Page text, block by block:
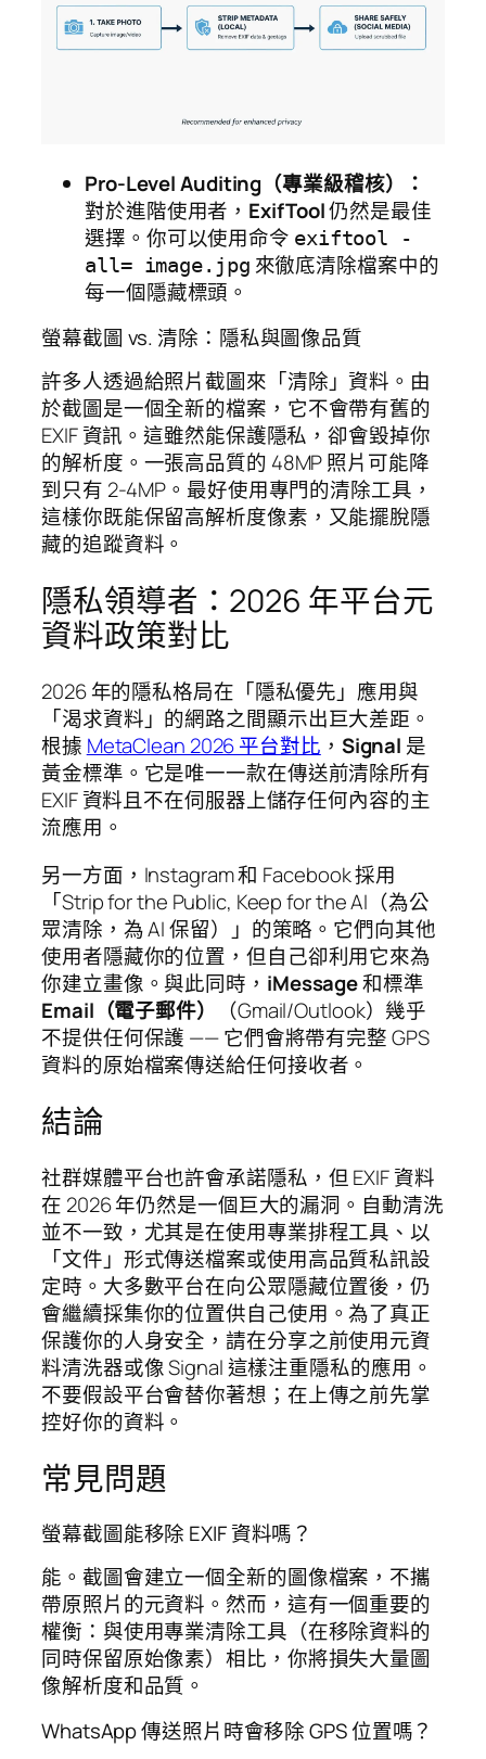
Pro-Level Auditing（專業級稽核）：
對於進階使用者， ExifTool仍然是最佳
選擇。你可以使用命令 exiftool -
all= image.jpg 來徹底清除檔案中的
每一個隱藏標頭。
螢幕截圖 vs. 清除：隱私與圖像品質
許多人透過給照片截圖來「清除」資料。由
於截圖是一個全新的檔案，它不會帶有舊的
EXIF 資訊。這雖然能保護隱私，卻會毀掉你
的解析度。一張高品質的 48MP 照片可能降
到只有 2-4MP。最好使用專門的清除工具，
這樣你既能保留高解析度像素，又能擺脫隱
藏的追蹤資料。
隱私領導者：2026 年平台元
資料政策對比
2026 年的隱私格局在「隱私優先」應用與
「渴求資料」的網路之間顯示出巨大差距。
根據 MetaClean 2026 平台對比 ， Signal是
黃金標準。它是唯一一款在傳送前清除所有
EXIF 資料且不在伺服器上儲存任何內容的主
流應用。
另一方面，Instagram 和 Facebook 採用
「Strip for the Public, Keep for the AI（為公
眾清除，為 AI 保留）」的策略。它們向其他
使用者隱藏你的位置，但自己卻利用它來為
你建立畫像。與此同時， iMessage和標準
Email（電子郵件）
（Gmail/Outlook）幾乎
不提供任何保護 —— 它們會將帶有完整 GPS
資料的原始檔案傳送給任何接收者。
結論
社群媒體平台也許會承諾隱私，但 EXIF 資料
在 2026 年仍然是一個巨大的漏洞。自動清洗
並不一致，尤其是在使用專業排程工具、以
「文件」形式傳送檔案或使用高品質私訊設
定時。大多數平台在向公眾隱藏位置後，仍
會繼續採集你的位置供自己使用。為了真正
保護你的人身安全，請在分享之前使用元資
料清洗器或像 Signal 這樣注重隱私的應用。
不要假設平台會替你著想；在上傳之前先掌
控好你的資料。
常見問題
螢幕截圖能移除 EXIF 資料嗎？
能。截圖會建立一個全新的圖像檔案，不攜
帶原照片的元資料。然而，這有一個重要的
權衡：與使用專業清除工具（在移除資料的
同時保留原始像素）相比，你將損失大量圖
像解析度和品質。
WhatsApp 傳送照片時會移除 GPS 位置嗎？